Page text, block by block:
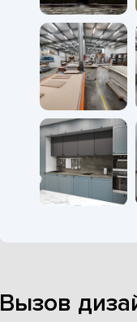
Вызов